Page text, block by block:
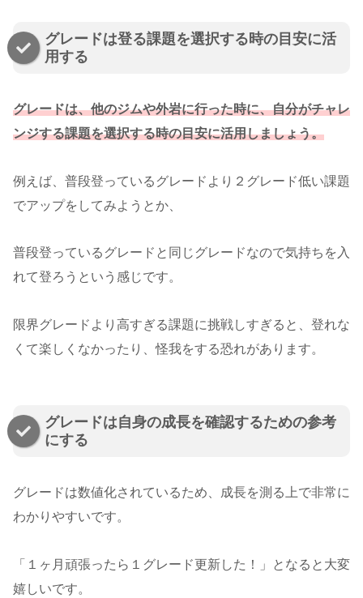
グレードは登る課題を選択する時の目安に活
用する
グレードは、他のジムや外岩に行った時に、自分がチャレ
ンジする課題を選択する時の目安に活用しましょう。
例えば、普段登っているグレードより２グレード低い課題
でアップをしてみようとか、
普段登っているグレードと同じグレードなので気持ちを入
れて登ろうという感じです。
限界グレードより高すぎる課題に挑戦しすぎると、登れな
くて楽しくなかったり、怪我をする恐れがあります。
グレードは自身の成長を確認するための参考
にする
グレードは数値化されているため、成長を測る上で非常に
わかりやすいです。
「１ヶ月頑張ったら１グレード更新した！」となると大変
嬉しいです。